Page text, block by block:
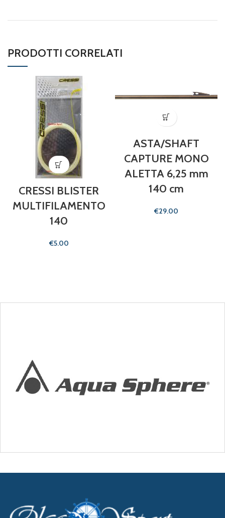
PRODOTTI CORRELATI
CRESSI BLISTER
MULTIFILAMENTO
140
€
ASTA/SHAFT
CAPTURE MONO
ALETTA 6,25 mm
140 cm
€